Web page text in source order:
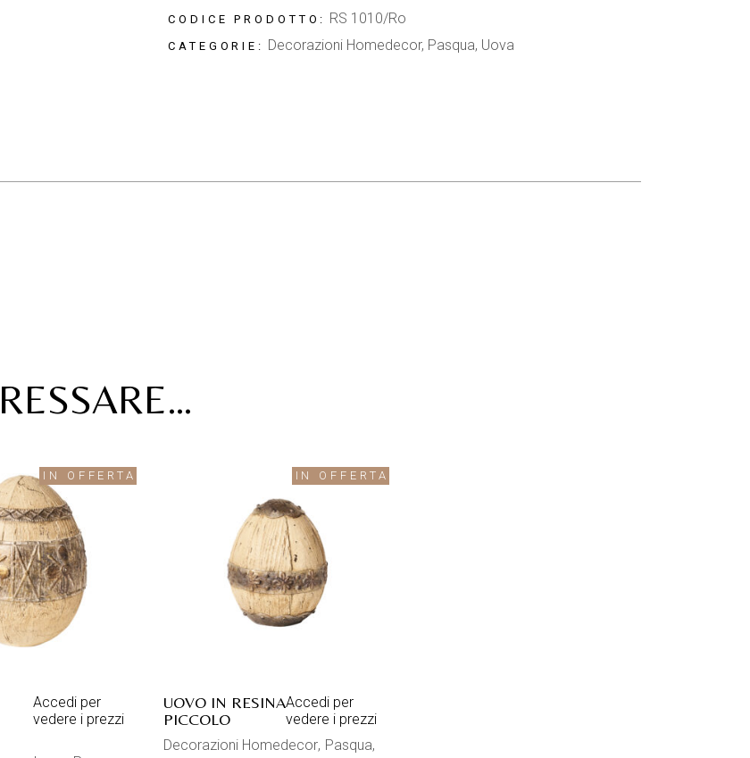
CODICE PRODOTTO: RS 1010/Ro
CATEGORIE: Decorazioni Homedecor, Pasqua, Uova
IN OFFERTA
Accedi per
vedere i prezzi
IN OFFERTA
UOVO IN RESINA
PICCOLO
Accedi per
vedere i prezzi
Decorazioni Homedecor Pasqua